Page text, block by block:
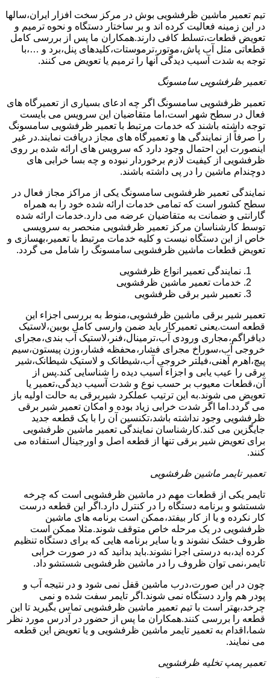
تیم تعمیر ماشین ظرفشویی بوش در مرکز سخت افزار ایران،سالها
در این زمینه فعالیت کرده اند و بر ساختار دستگاه و نحوه ترمیم و
تعویض قطعات،تسلط کافی دارند.همکاران ما پس از بررسی کامل
قطعاتی مثل آب پاش،موتور،ترموستات،کلیدهای پنل،برد و …،با
توجه به شدت آسیب دیدگی آنها را ترمیم یا تعویض می کنند.
تعمیر ظرفشویی سامسونگ
تعمیر ظرفشویی سامسونگ اگر چه ادعای بسیاری از تعمیرگاه های
فعال در سطح شهر است،اما متقاضیان این سرویس می بایست
توجه داشته باشند که خدمات مرتبط با تعمیر ظرفشویی سامسونگ
را صرفاً از نمایندگی ها و تعمیرگاه های مجاز دریافت نمایند.در غیر
اینصورت این احتمال وجود دارد که سرویس های ارائه شده بر روی
ظرفشویی از کیفیت لازم برخوردار نبوده و چه بسا خرابی های
دوچندام ماشین را در پی داشته باشند.
نمایندگی تعمیر ظرفشویی سامسونگ یکی از مراکز مجاز فعال در
سطح کشور است که تمامی خدمات ارائه شده خود را به همراه
گارانتی و ضمانت به متقاضیان عرضه می دارد.خدمات ارائه شده
توسط کارشناسان مرکز تعمیر ظرفشویی منحصر به سرویسی
خاص از این دستگاه نیست و کلیه خدمات مرتبط با تعمیر،بهسازی و
تعویض قطعات ماشین ظرفشویی سامسونگ را شامل می گردد.
نمایندگی تعمیر انواع ظرفشویی
خدمات تعمیر ماشین ظرفشویی
تعمیر شیر برقی ظرفشویی
تعمیر شیر برقی ماشین ظرفشویی،منوط به بررسی اجزاء این
قطعه است.یعنی تعمیرکار باید ضمن وارسی کامل بوبین،لاستیک
دیافراگم،مجاری ورودی آب،ترمینال،فنر،لاستیک آب بندی،مجرای
خروجی آب،سوراخ مجرای فشار،محفظه فشار،وزن پیستون،سیم
پیچ،اهرم آهنی،فیلتر خروجی آب،شیطانک و لاستیک شیطانک،شیر
برقی را عیب یابی و اجزاء آسیب دیده را شناسایی کند.پس از
آن،قطعات معیوب بر حسب نوع و شدت آسیب دیدگی،تعمیر یا
تعویض می شوند.به این ترتیب عملکرد شیربرقی به حالت اولیه باز
می گردد.اما اگر شدت خرابی زیاد بوده و امکان تعمیر شیر برقی
ظرفشویی وجود نداشته باشد،تکنسین آن را با یک قطعه جدید
جایگزین می کند.کارشناسان نمایندگی تعمیر ماشین ظرفشویی
برای تعویض شیر برقی تنها از قطعه اصل و اورجینال استفاده می
کنند.
تعمیر تایمر ماشین ظرفشویی
تایمر یکی از قطعات مهم در ماشین ظرفشویی است که چرخه
شستشو و برنامه دستگاه را در کنترل دارد.اگر این قطعه درست
کار نکرده و یا از کار بیفتد،ممکن است برنامه های ماشین
ظرفشویی در یک مرحله خاص متوقف شوند.مثلا ممکن است
ظروف خشک نشوند و یا سایر برنامه هایی که برای دستگاه تنظیم
کرده اید،به درستی اجرا نشوند.باید بدانید که در صورت خرابی
تایمر،نمی توان ظروف را در ماشین ظرفشویی شستشو داد.
چون در این صورت،درب ماشین قفل نمی شود و در نتیجه آب و
پودر هم وارد دستگاه نمی شوند.اگر تایمر سفت شده و نمی
چرخد،بهتر است با تیم تعمیر ماشین ظرفشویی تماس بگیرید تا این
قطعه را بررسی کنند.همکاران ما پس از حضور در آدرس مورد نظر
شما،اقدام به تعمیر تایمر ماشین ظرفشویی و یا تعویض این قطعه
می نمایند.
تعمیر پمپ تخلیه ظرفشویی